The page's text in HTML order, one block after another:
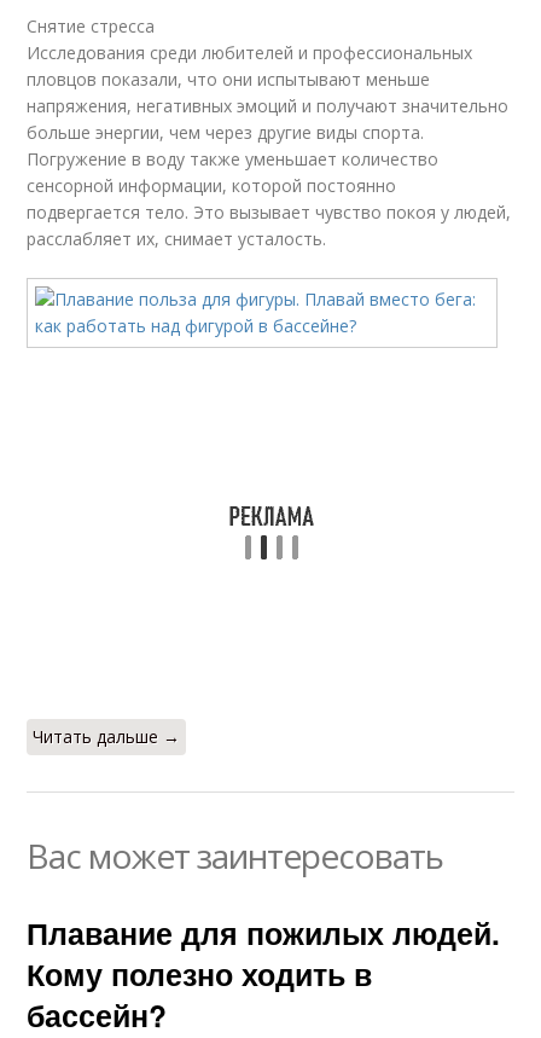
Снятие стресса
Исследования среди любителей и профессиональных
пловцов показали, что они испытывают меньше
напряжения, негативных эмоций и получают значительно
больше энергии, чем через другие виды спорта.
Погружение в воду также уменьшает количество
сенсорной информации, которой постоянно
подвергается тело. Это вызывает чувство покоя у людей,
расслабляет их, снимает усталость.
Читать дальше →
Вас может заинтересовать
Плавание для пожилых людей.
Кому полезно ходить в
бассейн?